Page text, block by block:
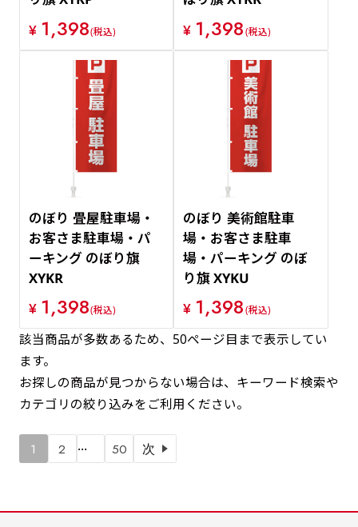
¥ 1,398(税込)
¥ 1,398(税込)
のぼり 畳屋駐車場・
お客さま駐車場・パ
ーキング のぼり旗
XYKR
¥ 1,398(税込)
のぼり 美術館駐車
場・お客さま駐車
場・パーキング のぼ
り旗 XYKU
¥ 1,398(税込)
該当商品が多数あるため、50ページ目まで表示してい
ます。
お探しの商品が見つからない場合は、キーワード検索や
カテゴリの絞り込みをご利用ください。
1 2 … 50 次